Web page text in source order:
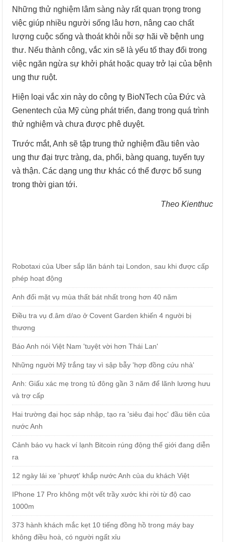
Những thử nghiệm lâm sàng này rất quan trọng trong
việc giúp nhiều người sống lâu hơn, nâng cao chất
lượng cuộc sống và thoát khỏi nỗi sợ hãi về bệnh ung
thư. Nếu thành công, vắc xin sẽ là yếu tố thay đổi trong
việc ngăn ngừa sự khởi phát hoặc quay trở lại của bệnh
ung thư ruột.
Hiện loại vắc xin này do công ty BioNTech của Đức và
Genentech của Mỹ cùng phát triển, đang trong quá trình
thử nghiệm và chưa được phê duyệt.
Trước mắt, Anh sẽ tập trung thử nghiệm đầu tiên vào
ung thư đại trực tràng, da, phổi, bàng quang, tuyến tụy
và thận. Các dạng ung thư khác có thể được bổ sung
trong thời gian tới.
Theo Kienthuc
Robotaxi của Uber sắp lăn bánh tại London, sau khi được cấp
phép hoạt động
Anh đối mặt vụ mùa thất bát nhất trong hơn 40 năm
Điều tra vụ đ.âm d/ao ở Covent Garden khiến 4 người bị
thương
Báo Anh nói Việt Nam 'tuyệt vời hơn Thái Lan'
Những người Mỹ trắng tay vì sập bẫy 'hợp đồng cứu nhà'
Anh: Giấu xác mẹ trong tủ đông gần 3 năm để lãnh lương hưu
và trợ cấp
Hai trường đại học sáp nhập, tạo ra 'siêu đại học' đầu tiên của
nước Anh
Cảnh báo vụ hack ví lạnh Bitcoin rúng động thế giới đang diễn
ra
12 ngày lái xe 'phượt' khắp nước Anh của du khách Việt
IPhone 17 Pro không một vết trầy xước khi rời từ độ cao
1000m
373 hành khách mắc kẹt 10 tiếng đồng hồ trong máy bay
không điều hoà, có người ngất xỉu